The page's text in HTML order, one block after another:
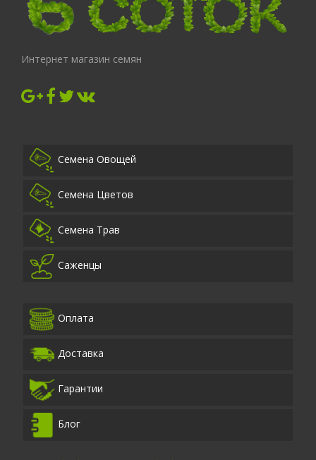
Интернет магазин семян
Семена Овощей
Семена Цветов
Семена Трав
Саженцы
Оплата
Доставка
Гарантии
Блог